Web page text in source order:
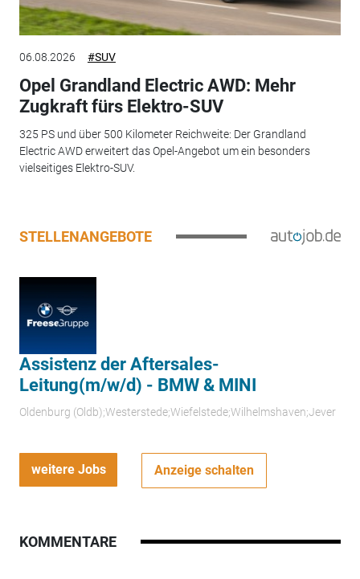
06.08.2026 #SUV
Opel Grandland Electric AWD: Mehr
Zugkraft fürs Elektro-SUV
325 PS und über 500 Kilometer Reichweite: Der Grandland
Electric AWD erweitert das Opel-Angebot um ein besonders
vielseitiges Elektro-SUV.
STELLENANGEBOTE
Assistenz der Aftersales-
Leitung(m/w/d) - BMW & MINI
Oldenburg (Oldb);Westerstede;Wiefelstede;Wilhelmshaven;Jever
weitere Jobs Anzeige schalten
KOMMENTARE